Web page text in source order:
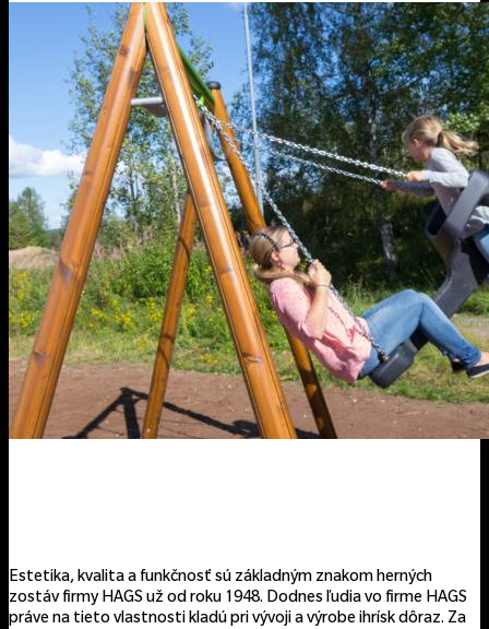
Estetika, kvalita a funkčnosť sú základným znakom herných
zostáv firmy HAGS už od roku 1948. Dodnes ľudia vo firme HAGS
práve na tieto vlastnosti kladú pri vývoji a výrobe ihrísk dôraz. Za